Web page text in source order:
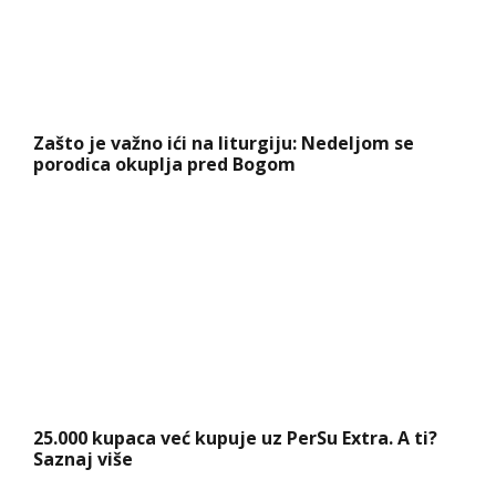
Zašto je važno ići na liturgiju: Nedeljom se
porodica okuplja pred Bogom
25.000 kupaca već kupuje uz PerSu Extra. A ti?
Saznaj više